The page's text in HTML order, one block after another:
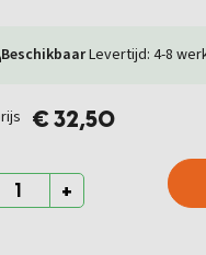
BeschikbaarLevertijd: 4-8
€ 32,50
+